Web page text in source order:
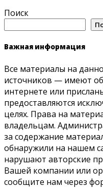
Поиск
Важная информация
Все материалы на
источников — имеют
интернете или
предоставляются
целях. Права на
владельцам.
за содержание
обнаружили на нашем
нарушают авторские
Вашей компании или
сообщите нам через